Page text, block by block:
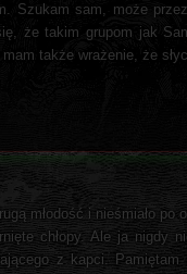
Szukam sam, może
że takim grupom jak
także wrażenie, że
młodość i nieśmiało po
chłopy. Ale ja nigdy
z kapci. Pamiętam